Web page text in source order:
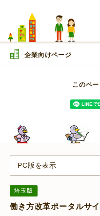
企業向けページ
このペ
PC版を表示
埼玉版
働き方改革ポータルサイ